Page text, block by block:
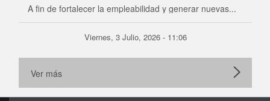
A fin de fortalecer la empleabilidad y generar nuevas...
Viernes, 3 Julio, 2026 - 11:06
Ver más